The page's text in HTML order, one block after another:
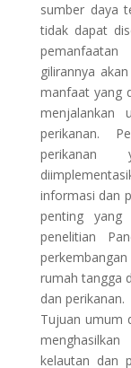
sumber daya
tidak dapat
gilirannya
manfaat yang
menjalankan
perikanan.
informasi dan
penting yang
penelitian
rumah tangga
dan perikanan.
Tujuan umum
kelautan dan